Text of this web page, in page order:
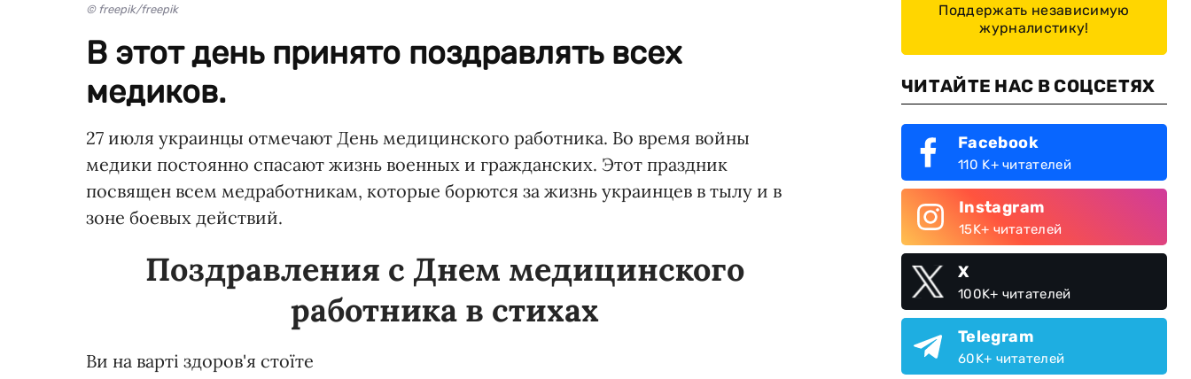
© freepik/freepik
В этот день принято поздравлять всех
медиков.
27 июля украинцы отмечают День медицинского работника. Во время войны
медики постоянно спасают жизнь военных и гражданских. Этот праздник
посвящен всем медработникам, которые борются за жизнь украинцев в тылу и в
зоне боевых действий.
Поздравления с Днем медицинского
работника в стихах
Ви на варті здоров'я стоїте
Поддержать независимую
журналистику!
ЧИТАЙТЕ НАС В СОЦСЕТЯХ
Facebook
110 K+ читателей
Instagram
15K+ читателей
X
100K+ читателей
Telegram
60K+ читателей